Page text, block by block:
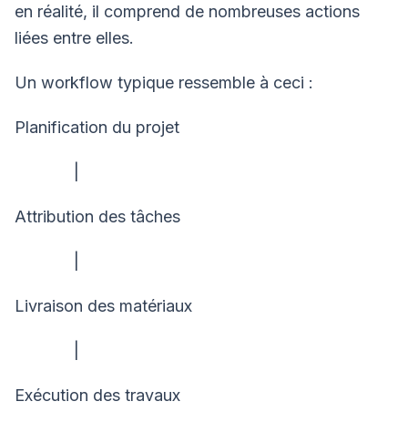
en réalité, il comprend de nombreuses actions
liées entre elles.
Un workflow typique ressemble à ceci :
Planification du projet
Attribution des tâches
Livraison des matériaux
Exécution des travaux